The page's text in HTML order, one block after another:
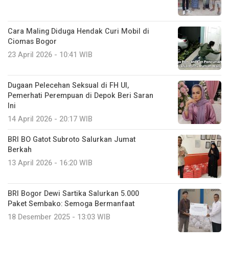
Cara Maling Diduga Hendak Curi Mobil di
Ciomas Bogor
23 April 2026 - 10:41 WIB
Dugaan Pelecehan Seksual di FH UI,
Pemerhati Perempuan di Depok Beri Saran
Ini
14 April 2026 - 20:17 WIB
BRI BO Gatot Subroto Salurkan Jumat
Berkah
13 April 2026 - 16:20 WIB
BRI Bogor Dewi Sartika Salurkan 5.000
Paket Sembako: Semoga Bermanfaat
18 Desember 2025 - 13:03 WIB